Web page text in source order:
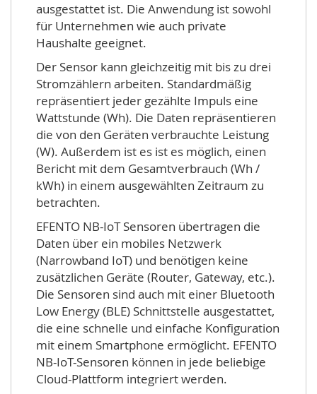
ausgestattet ist. Die Anwendung ist sowohl
für Unternehmen wie auch private
Haushalte geeignet.
Der Sensor kann gleichzeitig mit bis zu drei
Stromzählern arbeiten. Standardmäßig
repräsentiert jeder gezählte Impuls eine
Wattstunde (Wh). Die Daten repräsentieren
die von den Geräten verbrauchte Leistung
(W). Außerdem ist es ist es möglich, einen
Bericht mit dem Gesamtverbrauch (Wh /
kWh) in einem ausgewählten Zeitraum zu
betrachten.
EFENTO NB-IoT Sensoren übertragen die
Daten über ein mobiles Netzwerk
(Narrowband IoT) und benötigen keine
zusätzlichen Geräte (Router, Gateway, etc.).
Die Sensoren sind auch mit einer Bluetooth
Low Energy (BLE) Schnittstelle ausgestattet,
die eine schnelle und einfache Konfiguration
mit einem Smartphone ermöglicht. EFENTO
NB-IoT-Sensoren können in jede beliebige
Cloud-Plattform integriert werden.